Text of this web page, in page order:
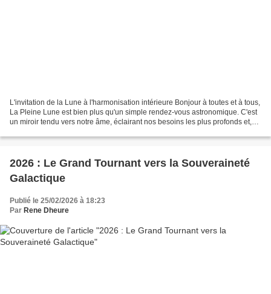
L'invitation de la Lune à l'harmonisation intérieure Bonjour à toutes et à tous,
La Pleine Lune est bien plus qu'un simple rendez-vous astronomique. C'est
un miroir tendu vers notre âme, éclairant nos besoins les plus profonds et,
2026 : Le Grand Tournant vers la Souveraineté
Galactique
Publié le 25/02/2026 à 18:23
Par Rene Dheure